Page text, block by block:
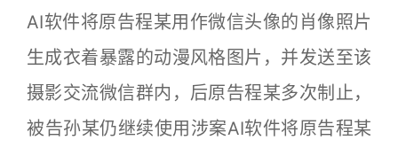
AI软件将原告程某用作微信头像的肖像照片
生成衣着暴露的动漫风格图片，并发送至该
摄影交流微信群内，后原告程某多次制止，
被告孙某仍继续使用涉案AI软件将原告程某